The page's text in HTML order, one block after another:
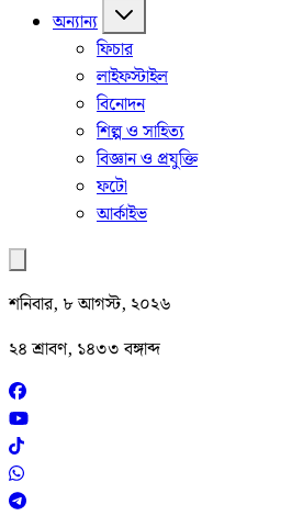
অন্যান্য
ফিচার
লাইফস্টাইল
বিনোদন
শিল্প ও সাহিত্য
বিজ্ঞান ও প্রযুক্তি
ফটো
আর্কাইভ
শনিবার, ৮ আগস্ট, ২০২৬
২৪ শ্রাবণ, ১৪৩৩ বঙ্গাব্দ